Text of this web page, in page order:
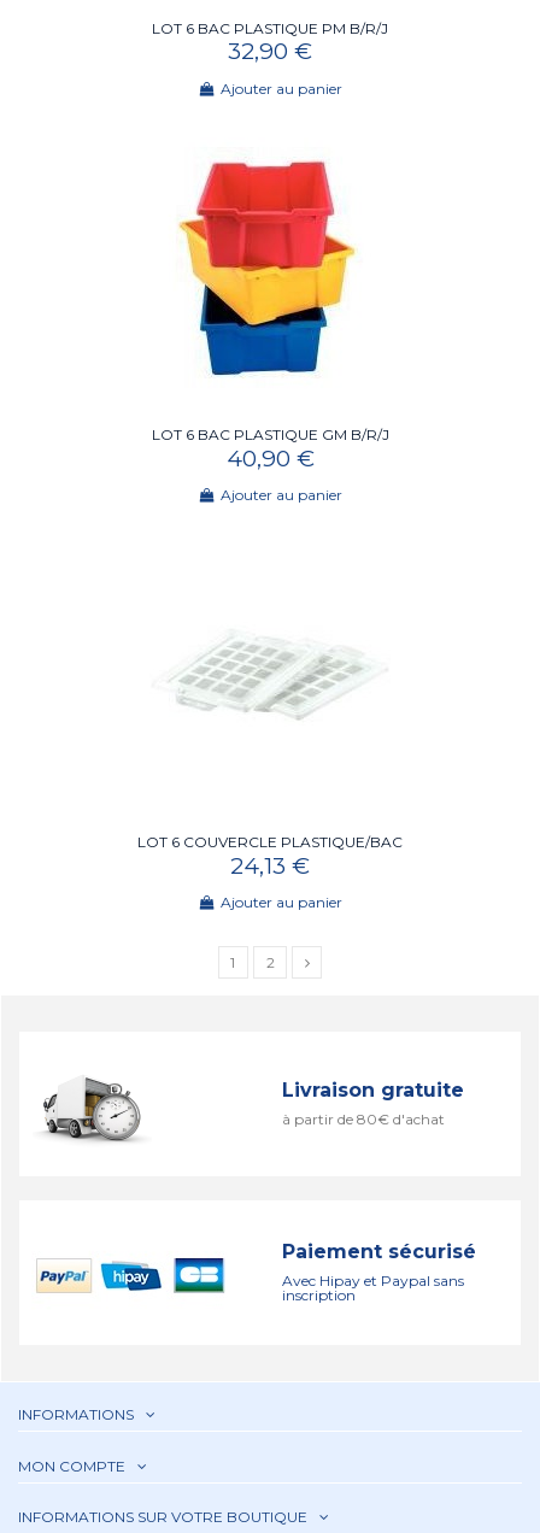
LOT 6 BAC PLASTIQUE PM B/R/J
32,90 €
Ajouter au panier
LOT 6 BAC PLASTIQUE GM B/R/J
40,90 €
Ajouter au panier
LOT 6 COUVERCLE PLASTIQUE/BAC
24,13 €
Ajouter au panier
1 2
Livraison gratuite
à partir de 80€ d'achat
Paiement sécurisé
Avec Hipay et Paypal sans
inscription
INFORMATIONS
MON COMPTE
INFORMATIONS SUR VOTRE BOUTIQUE